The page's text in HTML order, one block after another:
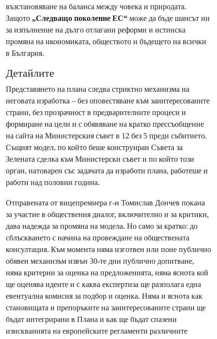
възстановяване на баланса между човека и природата.
Защото „Следващо поколение ЕС“ може да бъде шансът ни
за изпълнение на дълго отлагани реформи и истинска
промяна на икономиката, обществото и бъдещето на всички
в България.
Детайлите
Представянето на плана следва стриктно механизма на
неговата изработка – без оповестяване към заинтересованите
страни, без прозрачност в предварителните процеси и
формиране на цели и с обявяване на кратко прессъобщение
на сайта на Министерския съвет в 12 без 5 преди събитието.
Същият модел, по който беше конструиран Съвета за
Зелената сделка към Министерски съвет и по който този
орган, натоварен със задачата да изработи плана, работеше и
работи над половин година.
Отправената от вицепремиера г-н Томислав Дончев покана
за участие в обществения диалог, включително и за критики,
дава надежда за промяна на модела. Но само за кратко: до
сблъскването с начина на провеждане на обществената
консултация. Към момента няма изготвен или поне публично
обявен механизъм извън 30-те дни публично допитване,
няма критерии за оценка на предложенията, няма яснота кой
ще оценява идеите и с каква експертиза ще разполага една
евентуална комисия за подбор и оценка. Няма и яснота как
становищата и препоръките на заинтересованите страни ще
бъдат интегрирани в Плана и как ще бъдат спазени
изискванията на европейските регламенти различните